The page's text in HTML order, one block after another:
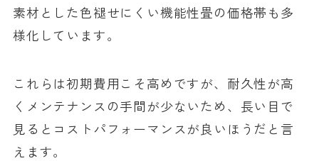
素材とした色褪せにくい機能性畳の価格帯も多
様化しています。
これらは初期費用こそ高めですが、耐久性が高
くメンテナンスの手間が少ないため、長い目で
見るとコストパフォーマンスが良いほうだと言
えます。